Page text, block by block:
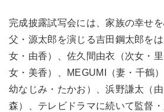
完成披露試写会には、家族の幸せ
父・源太郎を演じる吉田鋼太郎を
女・由香）、佐久間由衣（次女・
女・美香）、MEGUMI（妻・千鶴
幼なじみ・たかお）、浜野謙太（
森）、テレビドラマに続いて監督